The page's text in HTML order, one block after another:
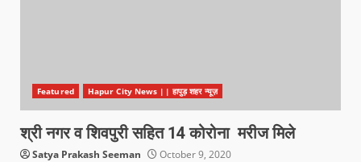
Featured Hapur City News || हापुड़ शहर न्यूज़
श्री नगर व शिवपुरी सहित 14 कोरोना मरीज मिले
Satya Prakash Seeman October 9, 2020